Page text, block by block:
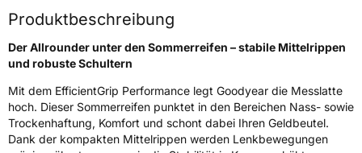
NasshaftungB
Rollgeräusch (Klasse)A
Rollgeräusch (dB)68
Fahrzeugklasse C1
Produktbeschreibung
Der Allrounder unter den Sommerreifen – stabile Mittelrippen
und robuste Schultern
Mit dem EfficientGrip Performance legt Goodyear die Messlatte
hoch. Dieser Sommerreifen punktet in den Bereichen Nass- sowie
Trockenhaftung, Komfort und schont dabei Ihren Geldbeutel.
Dank der kompakten Mittelrippen werden Lenkbewegungen